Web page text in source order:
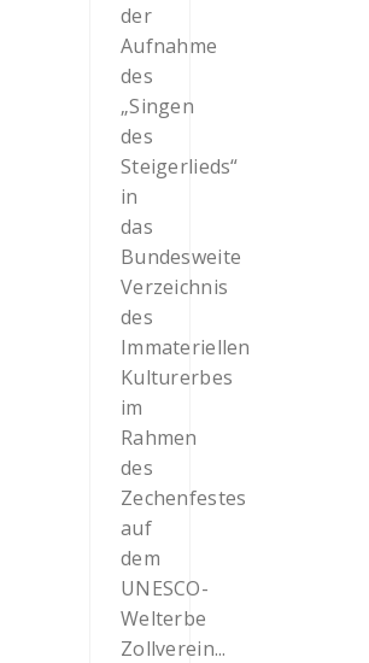
der
Aufnahme
des
„Singen
des
Steigerlieds“
in
das
Bundesweite
Verzeichnis
des
Immateriellen
Kulturerbes
im
Rahmen
des
Zechenfestes
auf
dem
UNESCO-
Welterbe
Zollverein...